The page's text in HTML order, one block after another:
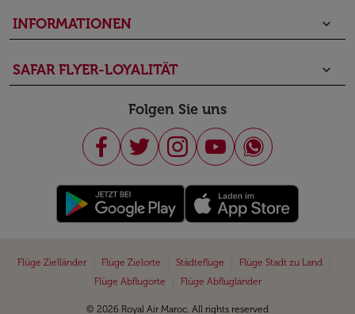
INFORMATIONEN keyboard_arrow_down
SAFAR FLYER-LOYALITÄT keyboard_arrow_down
Folgen Sie uns
Flüge Zielländer Flüge Zielorte Städteflüge Flüge Stadt zu Land
Flüge Abflugorte
Flüge Abflugländer
© 2026 Royal Air Maroc. All rights reserved